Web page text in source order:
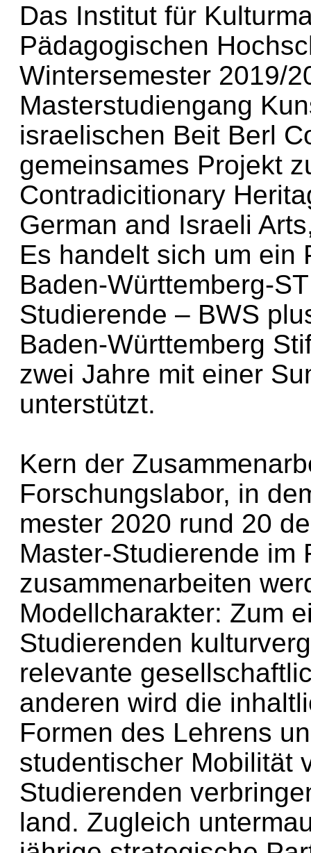
Das Institut für
Pädagogischen
Wintersemester 2019/
Masterstudiengang
israelischen Beit Berl
gemeinsames Projekt
Contradicitionary
German and Israeli
Es handelt sich um ein
Baden-Württemberg-
Studierende – BWS
Baden-Württemberg
zwei Jahre mit einer
unterstützt.
Kern der
Forschungslabor, in
mester 2020 rund 20
Master-Studierende im
zusammenarbeiten
Modellcharakter: Zum
Studierenden
relevante
anderen wird die
Formen des Lehrens
studentischer Mobilität
Studierenden
land. Zugleich